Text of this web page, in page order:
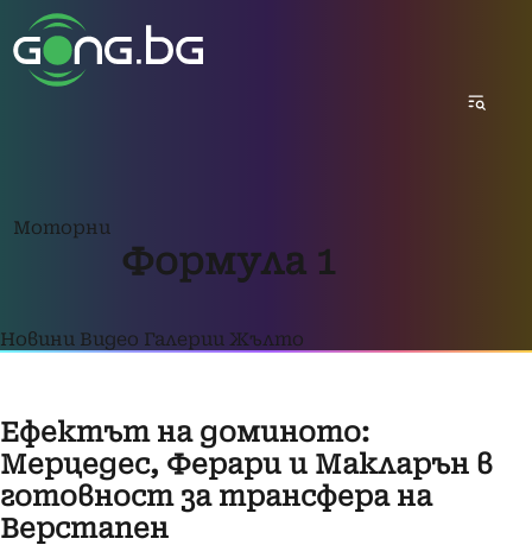
Моторни
Формула 1
Новини Видео Галерии Жълто
Ефектът на доминото:
Мерцедес, Ферари и Макларън в
готовност за трансфера на
Верстапен